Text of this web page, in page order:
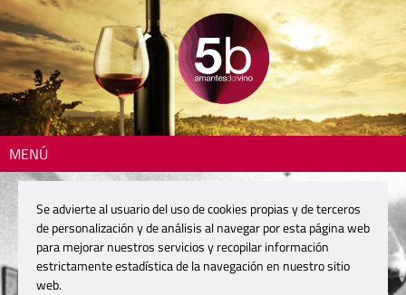
MENÚ
Se advierte al usuario del uso de cookies propias y de terceros
de personalización y de análisis al navegar por esta página web
para mejorar nuestros servicios y recopilar información
estrictamente estadística de la navegación en nuestro sitio
web.